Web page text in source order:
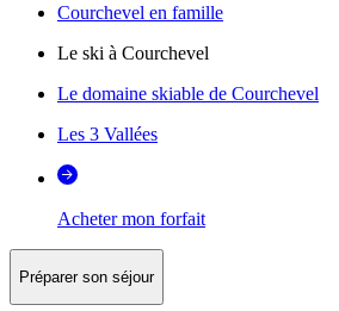
Courchevel en famille
Le ski à Courchevel
Le domaine skiable de Courchevel
Les 3 Vallées
Acheter mon forfait
Préparer son séjour